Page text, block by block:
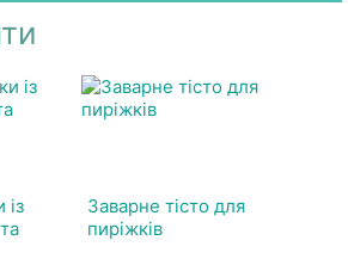
із
Заварне тісто для
пиріжків